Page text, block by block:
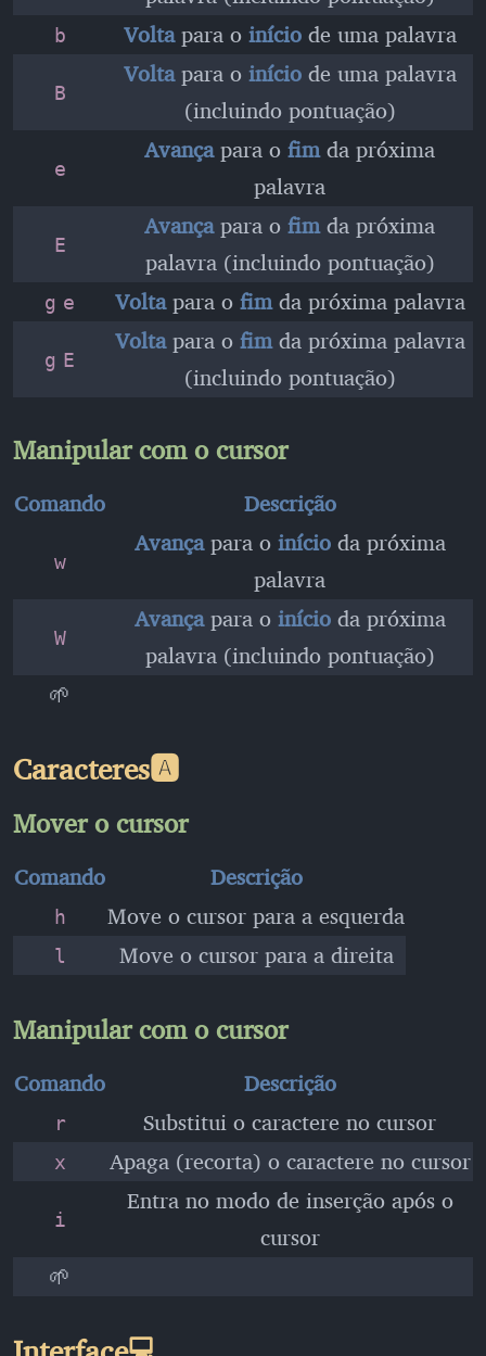
b Voltapara o iníciode uma palavra
B
Voltapara o iníciode uma palavra
(incluindo pontuação)
e
Avançapara o fimda próxima
palavra
E
Avançapara o fimda próxima
palavra (incluindo pontuação)
g e Voltapara o fimda próxima palavra
g E
Voltapara o fimda próxima palavra
(incluindo pontuação)
Manipular com o cursor
Comando Descrição
w
Avançapara o inícioda próxima
palavra
W
Avançapara o inícioda próxima
palavra (incluindo pontuação)
🌱
Caracteres🅰️
Mover o cursor
Comando Descrição
h Move o cursor para a esquerda
l Move o cursor para a direita
Manipular com o cursor
Comando Descrição
r Substitui o caractere no cursor
x Apaga (recorta) o caractere no cursor
i
Entra no modo de inserção após o
cursor
🌱